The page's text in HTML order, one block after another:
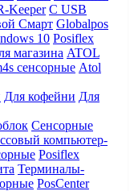
Keeper С USB
Смарт Globalpos
10 Posiflex
магазина ATOL
сенсорные Atol
Для кофейни Для
Сенсорные
компьютер-
Posiflex
Терминалы-
PosCenter